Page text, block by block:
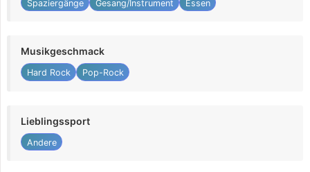
Spaziergänge Gesang/Instrument Essen
Musikgeschmack
Hard Rock Pop-Rock
Lieblingssport
Andere